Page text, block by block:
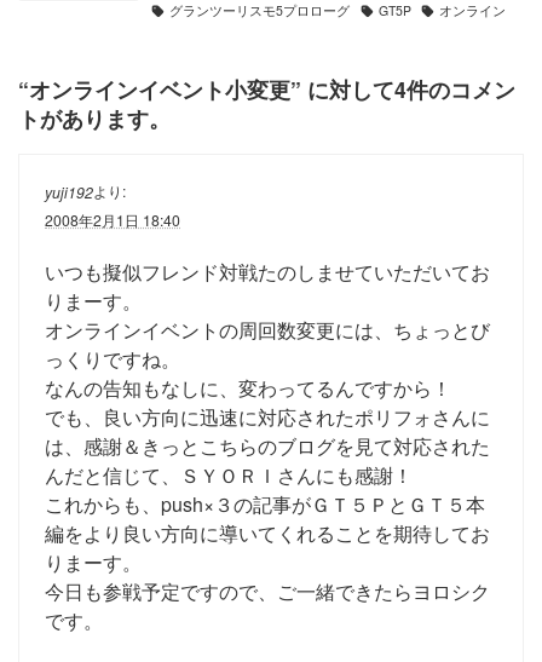
グランツーリスモ5プロローグ
GT5P オンライン
“オンラインイベント小変更” に対して4件のコメン
トがあります。
yuji192より:
2008年2月1日 18:40
いつも擬似フレンド対戦たのしませていただいてお
りまーす。
オンラインイベントの周回数変更には、ちょっとび
っくりですね。
なんの告知もなしに、変わってるんですから！
でも、良い方向に迅速に対応されたポリフォさんに
は、感謝＆きっとこちらのブログを見て対応された
んだと信じて、ＳＹＯＲＩさんにも感謝！
これからも、push×３の記事がＧＴ５ＰとＧＴ５本
編をより良い方向に導いてくれることを期待してお
りまーす。
今日も参戦予定ですので、ご一緒できたらヨロシク
です。